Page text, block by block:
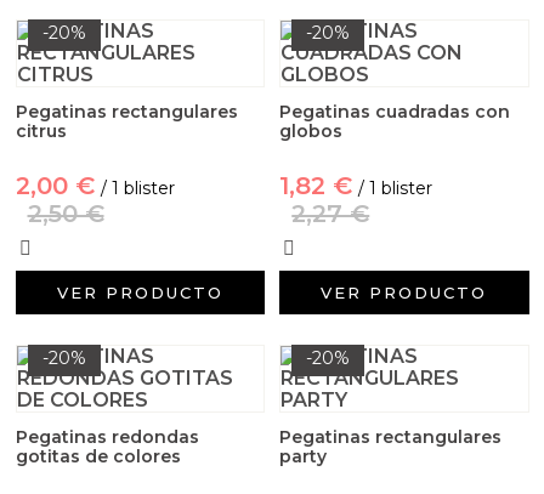
-20%
Pegatinas rectangulares
citrus
2,00 € / 1 blister
2,50 €
VER PRODUCTO
-20%
Pegatinas cuadradas con
globos
1,82 € / 1 blister
2,27 €
VER PRODUCTO
-20%
Pegatinas redondas
gotitas de colores
-20%
Pegatinas rectangulares
party